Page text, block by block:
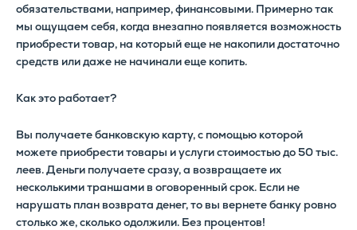
обязательствами, например, финансовыми. Примерно так
мы ощущаем себя, когда внезапно появляется возможность
приобрести товар, на который еще не накопили достаточно
средств или даже не начинали еще копить.
Как это работает?
Вы получаете банковскую карту, с помощью которой
можете приобрести товары и услуги стоимостью до 50 тыс.
леев. Деньги получаете сразу, а возвращаете их
несколькими траншами в оговоренный срок. Если не
нарушать план возврата денег, то вы вернете банку ровно
столько же, сколько одолжили. Без процентов!